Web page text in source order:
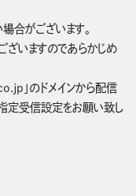
合がございます。
ざいますのであらかじめ
」のドメインから配信
指定受信設定をお願い致し